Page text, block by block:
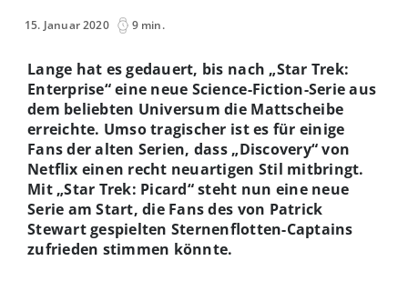
15. Januar 2020 9 min.
Lange hat es gedauert, bis nach „Star Trek:
Enterprise“ eine neue Science-Fiction-Serie aus
dem beliebten Universum die Mattscheibe
erreichte. Umso tragischer ist es für einige
Fans der alten Serien, dass „Discovery“ von
Netflix einen recht neuartigen Stil mitbringt.
Mit „Star Trek: Picard“ steht nun eine neue
Serie am Start, die Fans des von Patrick
Stewart gespielten Sternenflotten-Captains
zufrieden stimmen könnte.